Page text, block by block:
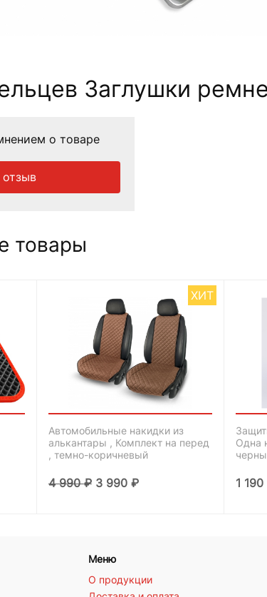
Заглушки
о товаре
отзыв
товары
ХИТ
Автомобильные накидки из
алькантары , Комплект на перед
, темно-коричневый
4 990₽ 3 990 ₽
Одна
1 190
Меню
О продукции